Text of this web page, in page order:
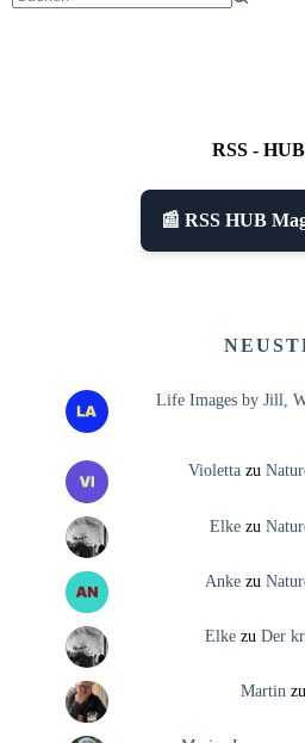
RSS - HUB
📰 RSS HUB
Life Images by Jill,
Violettazu
Elkezu
Ankezu
Elkezu Der
Martin zu